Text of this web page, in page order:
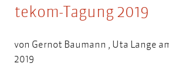
tekom-Tagung 2019
von Gernot Baumann Uta Lange
2019